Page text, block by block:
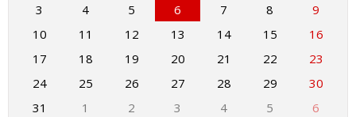
3
4 5 6 7 8
9
10
11 12 13 14 15
16
17
18 19 20 21 22
23
24
25 26 27 28 29
30
31
1 2 3 4 5 6